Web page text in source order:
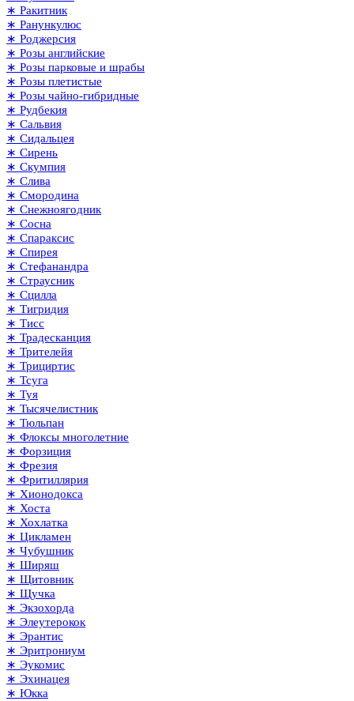
∗ Ракитник
∗ Ранункулюс
∗ Роджерсия
∗ Розы английские
∗ Розы парковые и шрабы
∗ Розы плетистые
∗ Розы чайно-гибридные
∗ Рудбекия
∗ Сальвия
∗ Сидальцея
∗ Сирень
∗ Скумпия
∗ Слива
∗ Смородина
∗ Снежноягодник
∗ Сосна
∗ Спараксис
∗ Спирея
∗ Стефанандра
∗ Страусник
∗ Сцилла
∗ Тигридия
∗ Тисс
∗ Традесканция
∗ Трителейя
∗ Трициртис
∗ Тсуга
∗ Туя
∗ Тысячелистник
∗ Тюльпан
∗ Флоксы многолетние
∗ Форзиция
∗ Фрезия
∗ Фритиллярия
∗ Хионодокса
∗ Хоста
∗ Хохлатка
∗ Цикламен
∗ Чубушник
∗ Ширяш
∗ Щитовник
∗ Щучка
∗ Экзохорда
∗ Элеутерокок
∗ Эрантис
∗ Эритрониум
∗ Эукомис
∗ Эхинацея
∗ Юкка